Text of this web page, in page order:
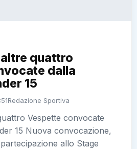
quattro
dalla
15
Redazione Sportiva
Vespette convocate
15 Nuova convocazione,
allo Stage